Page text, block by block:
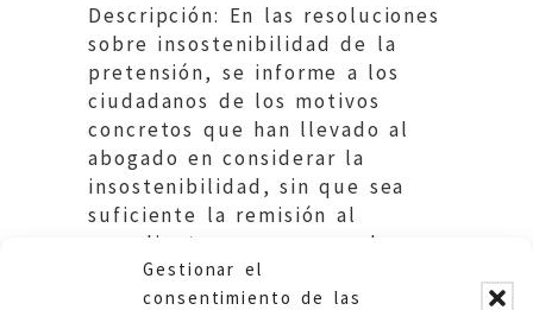
Gestionar el
consentimiento de las
Descripción: En las resoluciones
sobre insostenibilidad de la
pretensión, se informe a los
ciudadanos de los motivos
concretos que han llevado al
abogado en considerar la
insostenibilidad, sin que sea
suficiente la remisión al
expediente para conocer la
fundamentación.